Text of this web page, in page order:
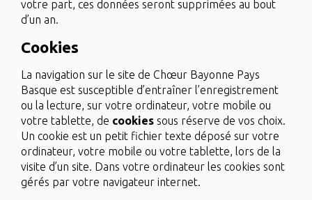
votre part, ces données seront supprimées au bout
d’un an.
Cookies
La navigation sur le site de Chœur Bayonne Pays
Basque est susceptible d’entraîner l’enregistrement
ou la lecture, sur votre ordinateur, votre mobile ou
votre tablette, de cookies sous réserve de vos choix.
Un cookie est un petit fichier texte déposé sur votre
ordinateur, votre mobile ou votre tablette, lors de la
visite d’un site. Dans votre ordinateur les cookies sont
gérés par votre navigateur internet.